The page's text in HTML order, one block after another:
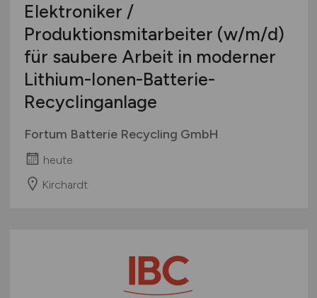
Elektroniker /
Produktionsmitarbeiter (w/m/d)
für saubere Arbeit in moderner
Lithium-Ionen-Batterie-
Recyclinganlage
Fortum Batterie Recycling GmbH
heute
Kirchardt